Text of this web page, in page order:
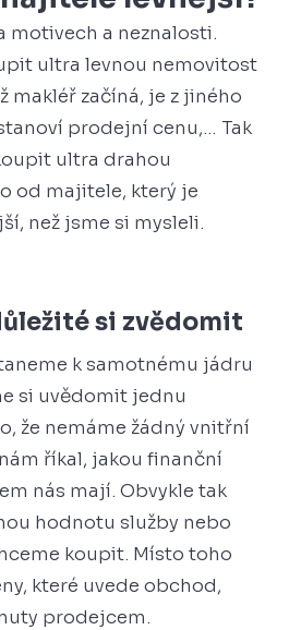
motivech a neznalosti.
ultra levnou nemovitost
makléř začíná, je z jiného
prodejní cenu,… Tak
ultra drahou
od majitele, který je
než jsme si mysleli.
si zvědomit
k samotnému jádru
si uvědomit jednu
že nemáme žádný vnitřní
říkal, jakou finanční
nás mají. Obvykle tak
hodnotu služby nebo
koupit. Místo toho
které uvede obchod,
prodejcem.